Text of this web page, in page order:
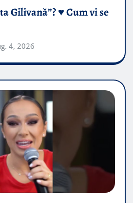
Gilivană”? ♥️ Cum vi se
4, 2026